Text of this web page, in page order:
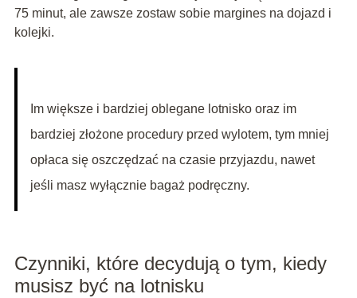
75 minut, ale zawsze zostaw sobie margines na dojazd i
kolejki.
Im większe i bardziej oblegane lotnisko oraz im
bardziej złożone procedury przed wylotem, tym mniej
opłaca się oszczędzać na czasie przyjazdu, nawet
jeśli masz wyłącznie bagaż podręczny.
Czynniki, które decydują o tym, kiedy
musisz być na lotnisku